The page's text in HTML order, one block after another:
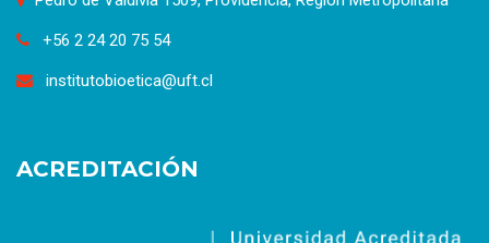
+56 2 24 20 75 54
institutobioetica@uft.cl
ACREDITACIÓN